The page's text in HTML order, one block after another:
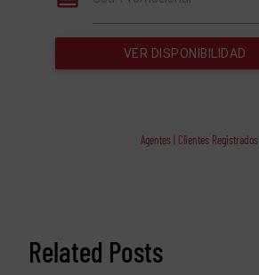
Agentes | Clientes Registrados
Related Posts